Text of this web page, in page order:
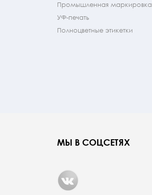
Промышленная маркировка
УФ-печать
Полноцветные этикетки
МЫ В СОЦСЕТЯХ